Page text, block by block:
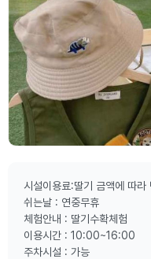
시설이용료:딸기 금액에 따
쉬는날 : 연중무휴
체험안내 : 딸기수확체험
이용시간 : 10:00~16:00
주차시설 : 가능